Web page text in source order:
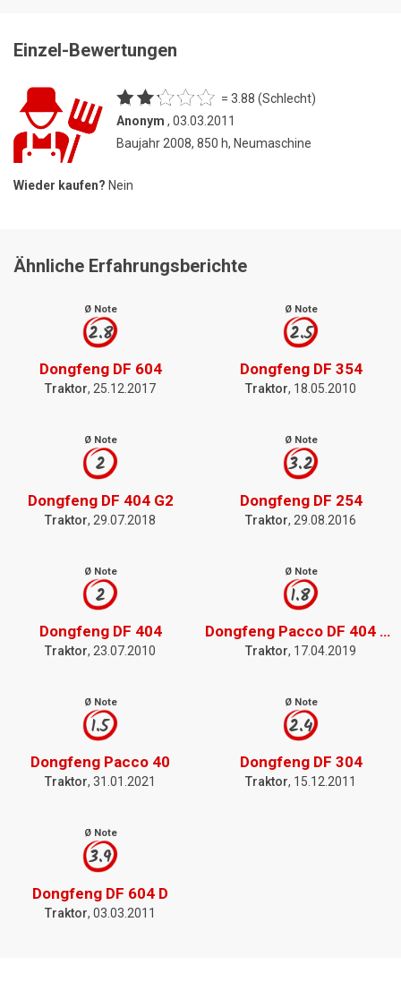
Einzel-Bewertungen
= 3.88 (Schlecht)
Anonym , 03.03.2011
Baujahr 2008, 850 h, Neumaschine
Wieder kaufen? Nein
Ähnliche Erfahrungsberichte
Ø Note
2.8
Dongfeng DF 604
Traktor, 25.12.2017
Ø Note
2.5
Dongfeng DF 354
Traktor, 18.05.2010
Ø Note
2
Dongfeng DF 404 G2
Traktor, 29.07.2018
Ø Note
3.2
Dongfeng DF 254
Traktor, 29.08.2016
Ø Note
2
Dongfeng DF 404
Traktor, 23.07.2010
Ø Note
1.8
Dongfeng Pacco DF 404 G2
Traktor, 17.04.2019
Ø Note
1.5
Dongfeng Pacco 40
Traktor, 31.01.2021
Ø Note
2.4
Dongfeng DF 304
Traktor, 15.12.2011
Ø Note
3.9
Dongfeng DF 604 D
Traktor, 03.03.2011